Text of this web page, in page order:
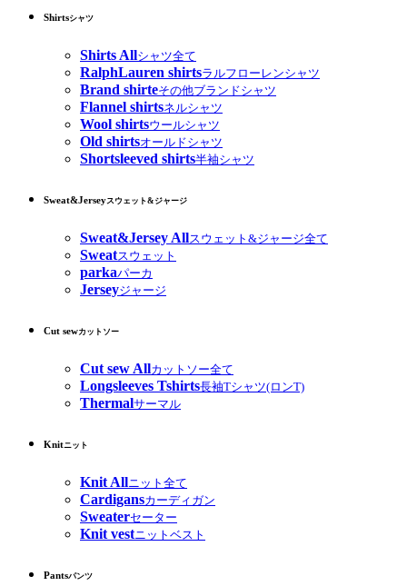
Shirtsシャツ
Shirts Allシャツ全て
RalphLauren shirtsラルフローレンシャツ
Brand shirteその他ブランドシャツ
Flannel shirtsネルシャツ
Wool shirtsウールシャツ
Old shirtsオールドシャツ
Shortsleeved shirts半袖シャツ
Sweat&Jerseyスウェット&ジャージ
Sweat&Jersey Allスウェット&ジャージ全て
Sweatスウェット
parkaパーカ
Jerseyジャージ
Cut sewカットソー
Cut sew Allカットソー全て
Longsleeves Tshirts長袖Tシャツ(ロンT)
Thermalサーマル
Knitニット
Knit Allニット全て
Cardigansカーディガン
Sweaterセーター
Knit vestニットベスト
Pantsパンツ